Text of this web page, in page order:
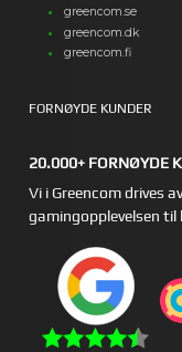
greencom.se
greencom.dk
greencom.fi
FORNØYDE KUNDER
20.000+ FORNØYDE
Vi i Greencom drives
gamingopplevelsen til